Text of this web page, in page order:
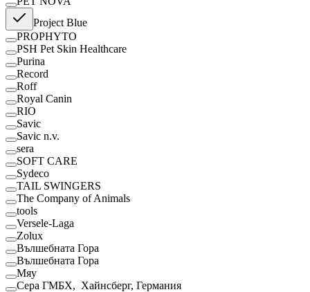
Project Blue
PROPHYTO
PSH Pet Skin Healthcare
Purina
Record
Roff
Royal Canin
RІО
Savic
Savic n.v.
sera
SOFT CARE
Sydeco
TAIL SWINGERS
The Company of Animals
tools
Versele-Laga
Zolux
Вълшебната Гора
Вълшебната Гора
Мяу
Сера ГМБХ, Хайнсберг, Германия